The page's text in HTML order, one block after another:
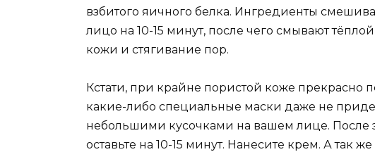
взбитого яичного белка. Ингредиенты
лицо на 10-15 минут, после чего смывают
кожи и стягивание пор.
Кстати, при крайне пористой коже прекрасно
какие-либо специальные маски даже не
небольшими кусочками на вашем лице. После
оставьте на 10-15 минут. Нанесите крем. А так